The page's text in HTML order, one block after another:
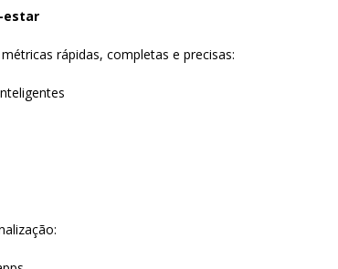
estar
rápidas, completas e precisas: